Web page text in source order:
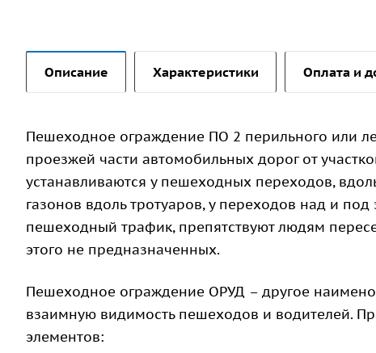
Описание Характеристики Оплата и
Пешеходное ограждение ПО 2 перильного или
проезжей части автомобильных дорог от
устанавливаются у пешеходных переходов,
газонов вдоль тротуаров, у переходов над и
пешеходный трафик, препятствуют людям
этого не предназначенных.
Пешеходное ограждение ОРУД – другое
взаимную видимость пешеходов и водителей.
элементов: